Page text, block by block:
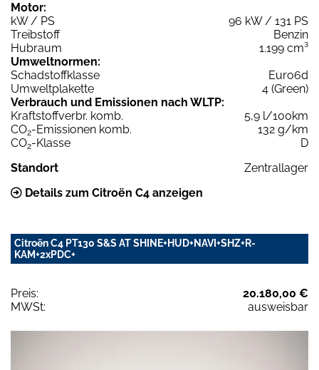
Motor:
kW / PS
96 kW / 131 PS
Treibstoff
Benzin
Hubraum
1.199 cm³
Umweltnormen:
Schadstoffklasse
Euro6d
Umweltplakette
4 (Green)
Verbrauch und Emissionen nach WLTP:
Kraftstoffverbr. komb.
5,9 l/100km
CO2-Emissionen komb.
132 g/km
CO2-Klasse
D
Standort
Zentrallager
Details zum Citroën C4 anzeigen
Citroën C4 PT130 S&S AT SHINE+HUD+NAVI+SHZ+R-
KAM+2xPDC+
Preis:
20.180,00 €
MWSt:
ausweisbar